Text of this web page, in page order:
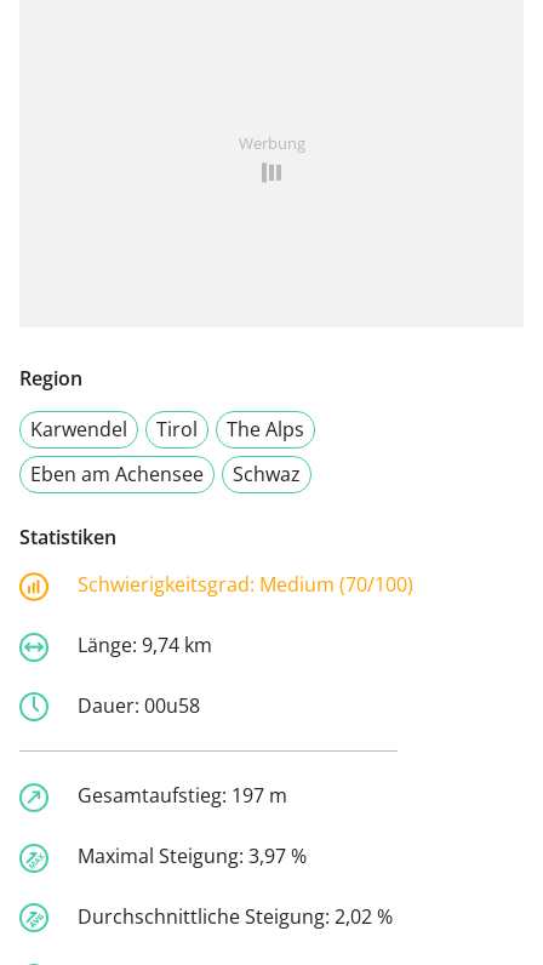
Werbung
Region
Karwendel
Tirol
The Alps
Eben am Achensee
Schwaz
Statistiken
Schwierigkeitsgrad: Medium (70/100)
Länge: 9,74 km
Dauer: 00u58
Gesamtaufstieg: 197 m
Maximal Steigung: 3,97 %
Durchschnittliche Steigung: 2,02 %